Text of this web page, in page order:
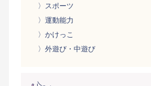
〉スポーツ
〉運動能力
〉かけっこ
〉外遊び・中遊び